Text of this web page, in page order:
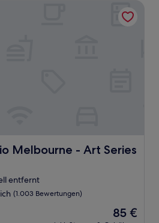
Melbourne - Art Series
- Art Series
entfernt
(1.003 Bewertungen)
Der
85 €